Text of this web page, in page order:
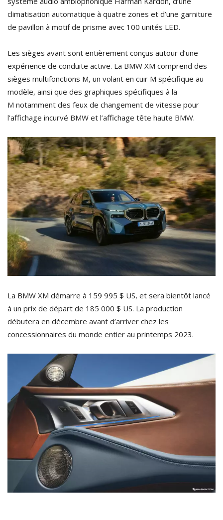
climatisation automatique à quatre zones et d’une garniture
de pavillon à motif de prisme avec 100 unités LED.
Les sièges avant sont entièrement conçus autour d’une
expérience de conduite active. La BMW XM comprend des
sièges multifonctions M, un volant en cuir M spécifique au
modèle, ainsi que des graphiques spécifiques à la
M notamment des feux de changement de vitesse pour
l’affichage incurvé BMW et l’affichage tête haute BMW.
La BMW XM démarre à 159 995 $ US, et sera bientôt lancé
à un prix de départ de 185 000 $ US. La production
débutera en décembre avant d’arriver chez les
concessionnaires du monde entier au printemps 2023.